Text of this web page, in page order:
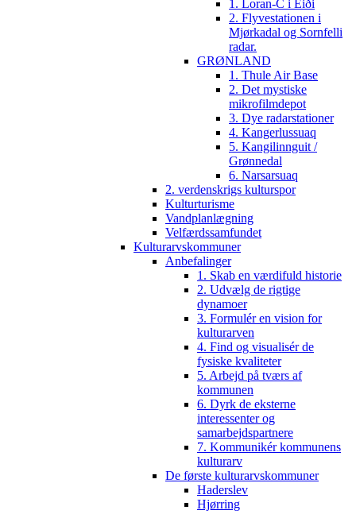
1. Loran-C i Eiði
2. Flyvestationen i
Mjørkadal og Sornfelli
radar.
GRØNLAND
1. Thule Air Base
2. Det mystiske
mikrofilmdepot
3. Dye radarstationer
4. Kangerlussuaq
5. Kangilinnguit /
Grønnedal
6. Narsarsuaq
2. verdenskrigs kulturspor
Kulturturisme
Vandplanlægning
Velfærdssamfundet
Kulturarvskommuner
Anbefalinger
1. Skab en værdifuld historie
2. Udvælg de rigtige
dynamoer
3. Formulér en vision for
kulturarven
4. Find og visualisér de
fysiske kvaliteter
5. Arbejd på tværs af
kommunen
6. Dyrk de eksterne
interessenter og
samarbejdspartnere
7. Kommunikér kommunens
kulturarv
De første kulturarvskommuner
Haderslev
Hjørring